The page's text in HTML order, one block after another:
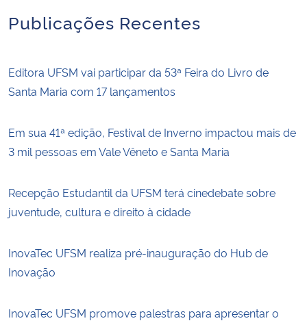
Publicações Recentes
Editora UFSM vai participar da 53ª Feira do Livro de
Santa Maria com 17 lançamentos
Em sua 41ª edição, Festival de Inverno impactou mais de
3 mil pessoas em Vale Vêneto e Santa Maria
Recepção Estudantil da UFSM terá cinedebate sobre
juventude, cultura e direito à cidade
InovaTec UFSM realiza pré-inauguração do Hub de
Inovação
InovaTec UFSM promove palestras para apresentar o